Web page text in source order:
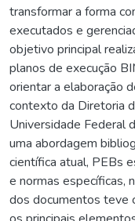
transformar a forma
executados e
objetivo principal
planos de execução
orientar a elaboração
contexto da Diretoria
Universidade Federal
uma abordagem
científica atual, PEBs
e normas específicas,
dos documentos teve